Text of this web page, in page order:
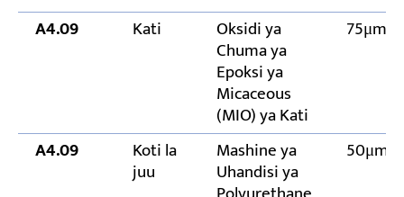
A4.09 Kati Oksidi ya
Chuma ya
Epoksi ya
Micaceous
(MIO) ya Kati
75μm
A4.09 Koti la
juu
Mashine ya
Uhandisi ya
50μm